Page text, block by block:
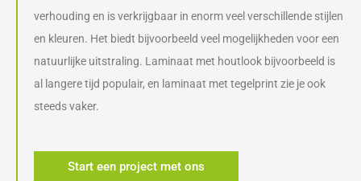
verhouding en is verkrijgbaar in enorm veel verschillende stijlen
en kleuren. Het biedt bijvoorbeeld veel mogelijkheden voor een
natuurlijke uitstraling. Laminaat met houtlook bijvoorbeeld is
al langere tijd populair, en laminaat met tegelprint zie je ook
steeds vaker.
Start een project met ons